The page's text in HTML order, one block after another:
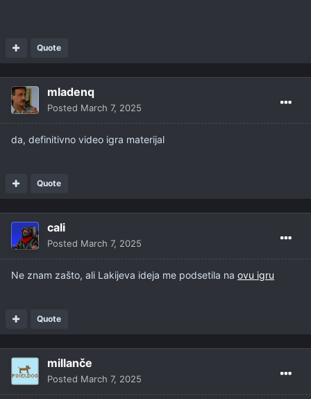
Quote
mladenq
Posted March 7, 2025
da, definitivno video igra materijal
Quote
cali
Posted March 7, 2025
Ne znam zašto, ali Lakijeva ideja me podsetila na ovu igru
Quote
millanče
Posted March 7, 2025